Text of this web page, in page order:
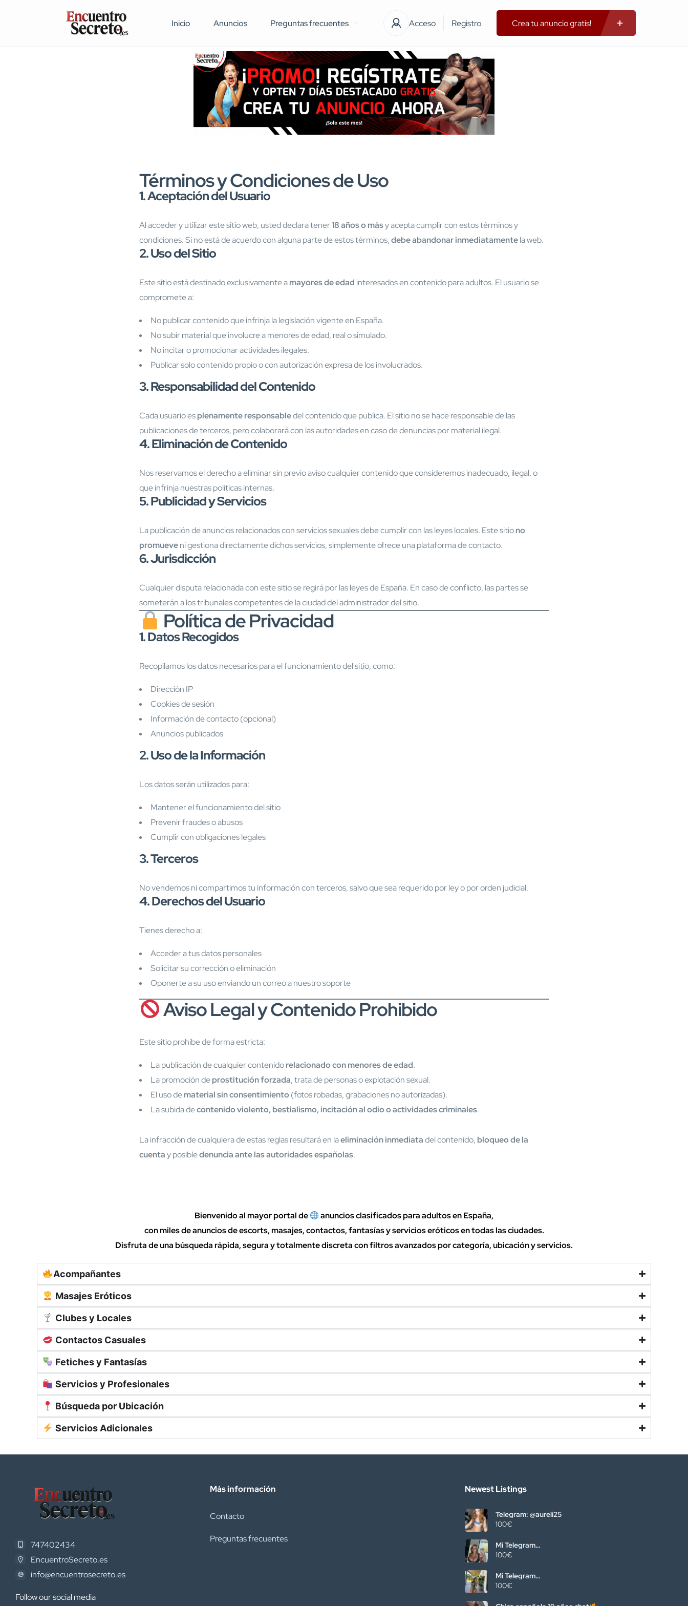
Inicio Anuncios Preguntas frecuentes Acceso Registro Crea tu anuncio gratis!
Términos y Condiciones de Uso
1. Aceptación del Usuario
Al acceder y utilizar este sitio web, usted declara tener18 años o másy acepta cumplir con estos términos y
condiciones. Si no está de acuerdo con alguna parte de estos términos,debe abandonar inmediatamentela web.
2. Uso del Sitio
Este sitio está destinado exclusivamente amayores de edad interesados en contenido para adultos. El usuario se
compromete a:
No publicar contenido que infrinja la legislación vigente en España.
No subir material que involucre a menores de edad, real o simulado.
No incitar o promocionar actividades ilegales.
Publicar solo contenido propio o con autorización expresa de los involucrados.
3. Responsabilidad del Contenido
Cada usuario esplenamente responsabledel contenido que publica. El sitio no se hace responsable de las
publicaciones de terceros, pero colaborará con las autoridades en caso de denuncias por material ilegal.
4. Eliminación de Contenido
Nos reservamos el derecho a eliminar sin previo aviso cualquier contenido que consideremos inadecuado, ilegal, o
que infrinja nuestras políticas internas.
5. Publicidad y Servicios
La publicación de anuncios relacionados con servicios sexuales debe cumplir con las leyes locales. Este sitiono
promueveni gestiona directamente dichos servicios, simplemente ofrece una plataforma de contacto.
6. Jurisdicción
Cualquier disputa relacionada con este sitio se regirá por las leyes de España. En caso de conflicto, las partes se
someterán a los tribunales competentes de la ciudad del administrador del sitio.
Política de Privacidad
1. Datos Recogidos
Recopilamos los datos necesarios para el funcionamiento del sitio, como:
Dirección IP
Cookies de sesión
Información de contacto (opcional)
Anuncios publicados
2. Uso de la Información
Los datos serán utilizados para:
Mantener el funcionamiento del sitio
Prevenir fraudes o abusos
Cumplir con obligaciones legales
3. Terceros
No vendemos ni compartimos tu información con terceros, salvo que sea requerido por ley o por orden judicial.
4. Derechos del Usuario
Tienes derecho a:
Acceder a tus datos personales
Solicitar su corrección o eliminación
Oponerte a su uso enviando un correo a nuestro soporte
Aviso Legal y Contenido Prohibido
Este sitio prohíbe de forma estricta:
La publicación de cualquier contenidorelacionado con menores de edad.
La promoción deprostitución forzada, trata de personas o explotación sexual.
El uso dematerial sin consentimiento (fotos robadas, grabaciones no autorizadas).
La subida decontenido violento, bestialismo, incitación al odio o actividades criminales.
La infracción de cualquiera de estas reglas resultará en laeliminación inmediatadel contenido, bloqueo de la
cuentay posibledenuncia ante las autoridades españolas.
Bienvenido al mayor portal de anuncios clasificados para adultos en España,
con miles de anuncios de escorts, masajes, contactos, fantasías y servicios eróticos en todas las ciudades.
Disfruta de una búsqueda rápida, segura y totalmente discreta con filtros avanzados por categoría, ubicación y servicios.
Acompañantes
Masajes Eróticos
Clubes y Locales
Contactos Casuales
Fetiches y Fantasías
Servicios y Profesionales
Búsqueda por Ubicación
Servicios Adicionales
747402434
EncuentroSecreto.es
info@encuentrosecreto.es
Follow our social media
Más información
Contacto
Preguntas frecuentes
Newest Listings
Telegram: @aureli25
100€
Mi Telegram
@emiliennausnua005
100€
Mi Telegram
@emiliennausnua005
100€